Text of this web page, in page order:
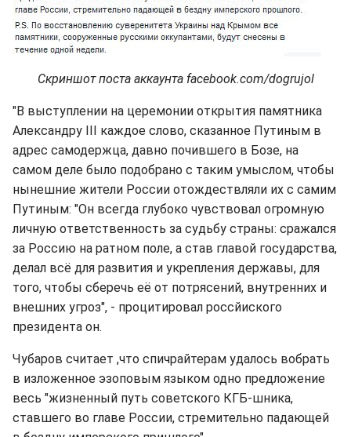
Скриншот поста аккаунта facebook.com/dogrujol
"В выступлении на церемонии открытия памятника
Александру III каждое слово, сказанное Путиным в
адрес самодержца, давно почившего в Бозе, на
самом деле было подобрано с таким умыслом, чтобы
нынешние жители России отождествляли их с самим
Путиным: "Он всегда глубоко чувствовал огромную
личную ответственность за судьбу страны: сражался
за Россию на ратном поле, а став главой государства,
делал всё для развития и укрепления державы, для
того, чтобы сберечь её от потрясений, внутренних и
внешних угроз", - процитировал россйиского
президента он.
Чубаров считает ,что спичрайтерам удалось вобрать
в изложенное эзоповым языком одно предложение
весь "жизненный путь советского КГБ-шника,
ставшего во главе России, стремительно падающей